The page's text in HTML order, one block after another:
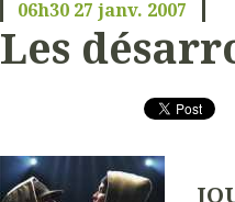
06h30 27 janv. 2007
Les